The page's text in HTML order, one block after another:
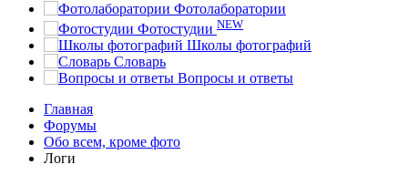
Фотолаборатории
Фотостудии NEW
Школы фотографий
Словарь
Вопросы и ответы
Главная
Форумы
Обо всем, кроме фото
Логи